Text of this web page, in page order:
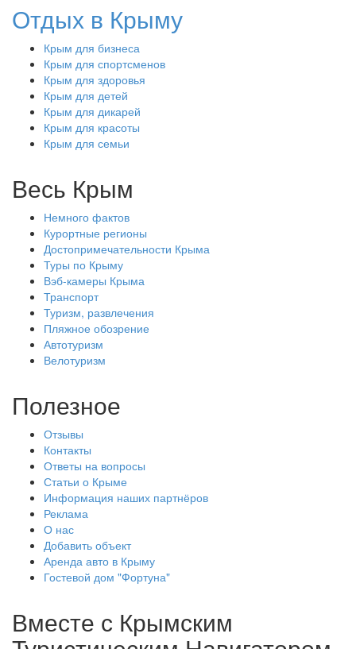
Отдых в Крыму
Крым для бизнеса
Крым для спортсменов
Крым для здоровья
Крым для детей
Крым для дикарей
Крым для красоты
Крым для семьи
Весь Крым
Немного фактов
Курортные регионы
Достопримечательности Крыма
Туры по Крыму
Вэб-камеры Крыма
Транспорт
Туризм, развлечения
Пляжное обозрение
Автотуризм
Велотуризм
Полезное
Отзывы
Контакты
Ответы на вопросы
Статьи о Крыме
Информация наших партнёров
Реклама
О нас
Добавить объект
Аренда авто в Крыму
Гостевой дом "Фортуна"
Вместе с Крымским